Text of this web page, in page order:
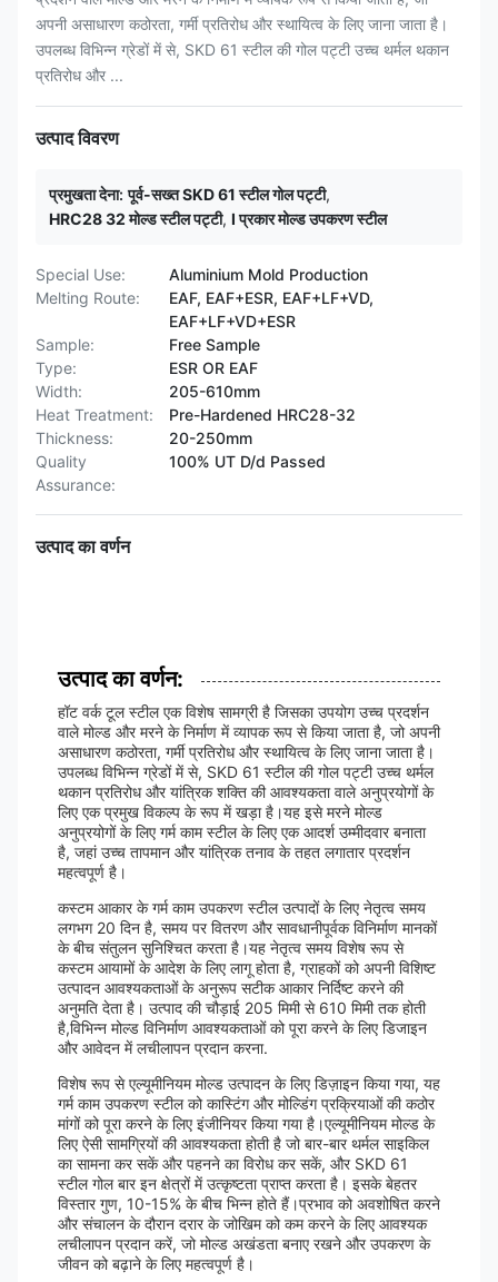
अपनी असाधारण कठोरता, गर्मी प्रतिरोध और स्थायित्व के लिए जाना जाता है।
उपलब्ध विभिन्न ग्रेडों में से, SKD 61 स्टील की गोल पट्टी उच्च थर्मल थकान
प्रतिरोध और ...
उत्पाद विवरण
प्रमुखता देना: पूर्व-सख्त SKD 61 स्टील गोल पट्टी,
HRC28 32 मोल्ड स्टील पट्टी, I प्रकार मोल्ड उपकरण स्टील
Special Use:
Aluminium Mold Production
Melting Route:
EAF, EAF+ESR, EAF+LF+VD,
EAF+LF+VD+ESR
Sample:
Free Sample
Type:
ESR OR EAF
Width:
205-610mm
Heat Treatment:
Pre-Hardened HRC28-32
Thickness:
20-250mm
Quality
Assurance:
100% UT D/d Passed
उत्पाद का वर्णन
उत्पाद का वर्णन:
हॉट वर्क टूल स्टील एक विशेष सामग्री है जिसका उपयोग उच्च प्रदर्शन
वाले मोल्ड और मरने के निर्माण में व्यापक रूप से किया जाता है, जो अपनी
असाधारण कठोरता, गर्मी प्रतिरोध और स्थायित्व के लिए जाना जाता है।
उपलब्ध विभिन्न ग्रेडों में से, SKD 61 स्टील की गोल पट्टी उच्च थर्मल
थकान प्रतिरोध और यांत्रिक शक्ति की आवश्यकता वाले अनुप्रयोगों के
लिए एक प्रमुख विकल्प के रूप में खड़ा है।यह इसे मरने मोल्ड
अनुप्रयोगों के लिए गर्म काम स्टील के लिए एक आदर्श उम्मीदवार बनाता
है, जहां उच्च तापमान और यांत्रिक तनाव के तहत लगातार प्रदर्शन
महत्वपूर्ण है।
कस्टम आकार के गर्म काम उपकरण स्टील उत्पादों के लिए नेतृत्व समय
लगभग 20 दिन है, समय पर वितरण और सावधानीपूर्वक विनिर्माण मानकों
के बीच संतुलन सुनिश्चित करता है।यह नेतृत्व समय विशेष रूप से
कस्टम आयामों के आदेश के लिए लागू होता है, ग्राहकों को अपनी विशिष्ट
उत्पादन आवश्यकताओं के अनुरूप सटीक आकार निर्दिष्ट करने की
अनुमति देता है। उत्पाद की चौड़ाई 205 मिमी से 610 मिमी तक होती
है,विभिन्न मोल्ड विनिर्माण आवश्यकताओं को पूरा करने के लिए डिजाइन
और आवेदन में लचीलापन प्रदान करना.
विशेष रूप से एल्यूमीनियम मोल्ड उत्पादन के लिए डिज़ाइन किया गया, यह
गर्म काम उपकरण स्टील को कास्टिंग और मोल्डिंग प्रक्रियाओं की कठोर
मांगों को पूरा करने के लिए इंजीनियर किया गया है।एल्यूमीनियम मोल्ड के
लिए ऐसी सामग्रियों की आवश्यकता होती है जो बार-बार थर्मल साइकिल
का सामना कर सकें और पहनने का विरोध कर सकें, और SKD 61
स्टील गोल बार इन क्षेत्रों में उत्कृष्टता प्राप्त करता है। इसके बेहतर
विस्तार गुण, 10-15% के बीच भिन्न होते हैं।प्रभाव को अवशोषित करने
और संचालन के दौरान दरार के जोखिम को कम करने के लिए आवश्यक
लचीलापन प्रदान करें, जो मोल्ड अखंडता बनाए रखने और उपकरण के
जीवन को बढ़ाने के लिए महत्वपूर्ण है।